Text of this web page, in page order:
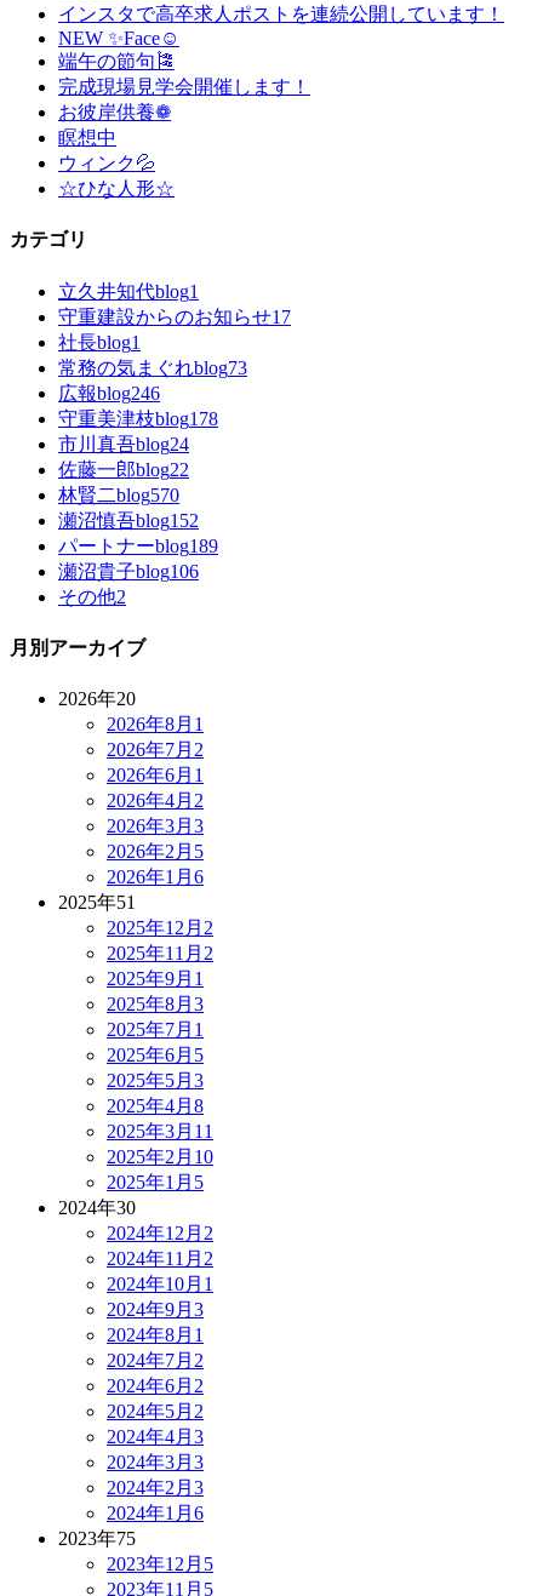
インスタで高卒求人ポストを連続公開しています！
NEW ✨Face☺
端午の節句🎏
完成現場見学会開催します！
お彼岸供養❁
瞑想中
ウィンク💦
☆ひな人形☆
カテゴリ
立久井知代blog1
守重建設からのお知らせ17
社長blog1
常務の気まぐれblog73
広報blog246
守重美津枝blog178
市川真吾blog24
佐藤一郎blog22
林賢二blog570
瀬沼慎吾blog152
パートナーblog189
瀬沼貴子blog106
その他2
月別アーカイブ
2026年20
2026年8月 1
2026年7月 2
2026年6月 1
2026年4月 2
2026年3月 3
2026年2月 5
2026年1月 6
2025年51
2025年12月 2
2025年11月 2
2025年9月 1
2025年8月 3
2025年7月 1
2025年6月 5
2025年5月 3
2025年4月 8
2025年3月 11
2025年2月 10
2025年1月 5
2024年30
2024年12月 2
2024年11月 2
2024年10月 1
2024年9月 3
2024年8月 1
2024年7月 2
2024年6月 2
2024年5月 2
2024年4月 3
2024年3月 3
2024年2月 3
2024年1月 6
2023年75
2023年12月 5
2023年11月 5